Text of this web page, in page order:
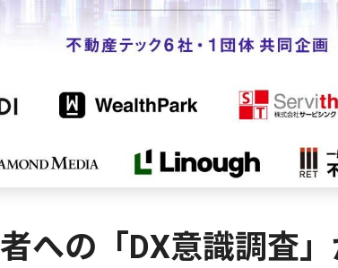
への「DX意識調査